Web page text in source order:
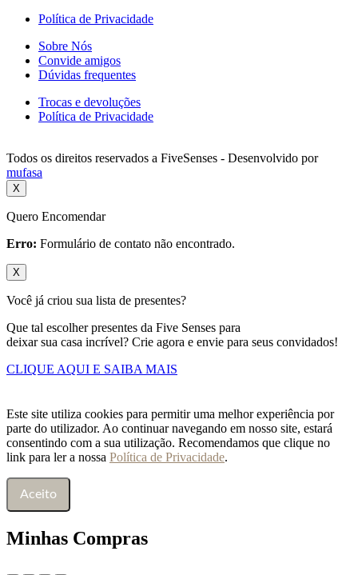
Política de Privacidade
Sobre Nós
Convide amigos
Dúvidas frequentes
Trocas e devoluções
Política de Privacidade
Todos os direitos reservados a FiveSenses - Desenvolvido por
mufasa
X
Quero Encomendar
Erro: Formulário de contato não encontrado.
X
Você já criou sua lista de presentes?
Que tal escolher presentes da Five Senses para
deixar sua casa incrível? Crie agora e envie para seus convidados!
CLIQUE AQUI E SAIBA MAIS
Este site utiliza cookies para permitir uma melhor experiência por
parte do utilizador. Ao continuar navegando em nosso site, estará
consentindo com a sua utilização. Recomendamos que clique no
link para ler a nossa Política de Privacidade.
Aceito
Minhas Compras